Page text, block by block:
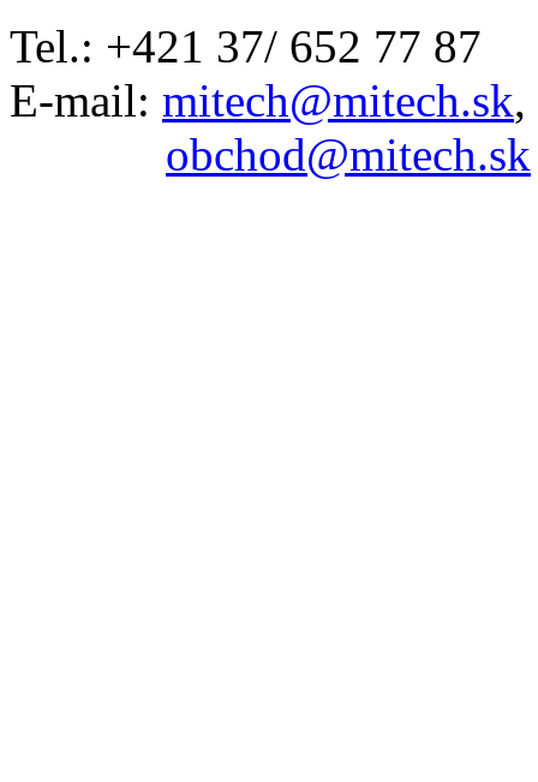
Tel.: +421 37/ 652 77 87
E-mail: mitech@mitech.sk,
obchod@mitech.sk